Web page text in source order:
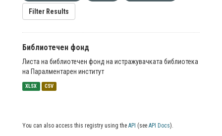
Filter Results
Библиотечен фонд
Листа на библиотечен фонд на истражувачката библиотека
на Паралментарен институт
XLSX CSV
You can also access this registry using the API (see API Docs).